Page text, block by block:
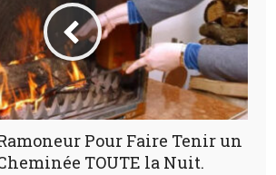
Pour Faire Tenir un
TOUTE la Nuit.